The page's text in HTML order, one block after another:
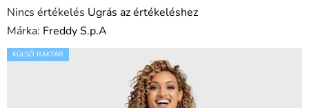
A
termék
átlagos
Nincs értékelés Ugrás az értékeléshez
Márka: Freddy S.p.A
KÜLSŐ RAKTÁR